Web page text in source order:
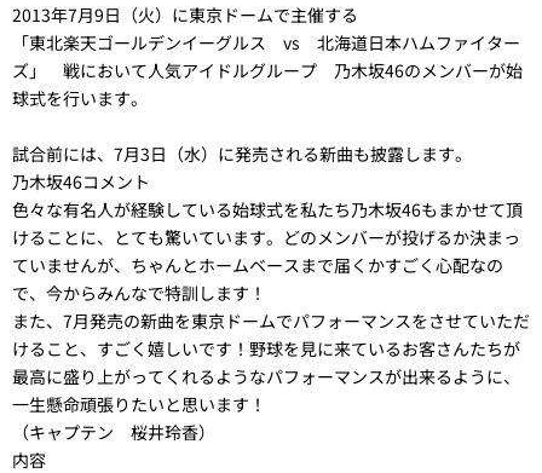
2013年7月9日（火）に東京ドームで主催する
「東北楽天ゴールデンイーグルス vs 北海道日本ハムファイター
ズ」 戦において人気アイドルグループ 乃木坂46のメンバーが始
球式を行います。
試合前には、7月3日（水）に発売される新曲も披露します。
乃木坂46コメント
色々な有名人が経験している始球式を私たち乃木坂46もまかせて頂
けることに、とても驚いています。どのメンバーが投げるか決まっ
ていませんが、ちゃんとホームベースまで届くかすごく心配なの
で、今からみんなで特訓します！
また、7月発売の新曲を東京ドームでパフォーマンスをさせていただ
けること、すごく嬉しいです！野球を見に来ているお客さんたちが
最高に盛り上がってくれるようなパフォーマンスが出来るように、
一生懸命頑張りたいと思います！
（キャプテン 桜井玲香）
内容